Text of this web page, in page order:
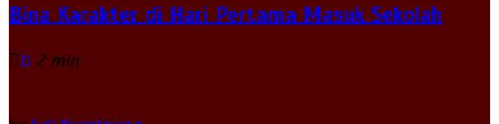
Bina Karakter di Hari Pertama Masuk Sekolah
0 2 min